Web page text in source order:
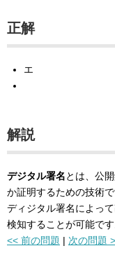
正解
エ
解説
デジタル署名とは、公
か証明するための技術で
ディジタル署名によっ
検知することが可能です
<< 前の問題 | 次の問題